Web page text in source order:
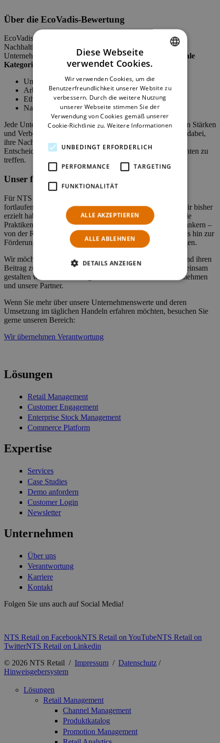
Über die EcoVadis-Bewertung
EcoVadis bietet eines der weltweit anerkanntesten
Nachhaltigkeitsrating-Systeme und bewertet über 125.000
Unternehmen weltweit. Die Bewertung umfasst
vier zentrale
Kategorien
Umwelt
Arbeits- und Menschenrechte
Ethik
Nachhaltige Beschaffung
Jede Unternehmensbewertung liefert detaillierte Einblicke in Stärken
und Verbesserungsbereiche und unterstützt Organisationen dabei,
ihre Nachhaltigkeitsleistung zu vergleichen und fundierte
Entscheidungen bei der Auswahl von Partnern und Lieferanten zu
treffen.
Unser fortwährendes Engagement
Für NTS Retail ist Nachhaltigkeit kein Ziel, sondern eine
fortlaufende Reise. Wir sind stolz auf die Fortschritte, die wir bisher
erzielt haben, und bleiben entschlossen, verantwortungsvolle
Praktiken in allen Bereichen unseres Unternehmens zu verankern –
von der Reduzierung unseres ökologischen Fußabdrucks bis hin zur
Förderung ethischen Handelns und fairer Arbeitsbedingungen.
Wir möchten unseren Teams herzlich für ihr Engagement und ihren
Beitrag zu unseren Nachhaltigkeitsinitiativen danken. Gemeinsam
gestalten wir eine nachhaltigere Zukunft – für unser Unternehmen
und unsere Partner.
Wenn Sie mehr über unsere Unternehmenswerte und deren
Umsetzung im täglichen Handeln erfahren möchten, besuchen Sie
gerne unseren Bereich:
Wir übernehmen Verantwortung
Lösungen
Retail Management
Customer Engagement
Enterprise Stock Management
Commerce Platform
Expertise
Services
Case Studies
Demo anfordern
Customer Login
Newsletter
Unternehmen
Über uns
Verantwortung
Karriere
Kontakt
Folgen Sie uns auch auf Social Media!
NTS Retail on FacebookNTS Retail on YouTubeNTS Retail on
TwitterNTS Retail on Linkedin
© 2026 NTS Retail / Impressum / Datenschutz /
Hinweisgebersystem
Lösungen
Retail Management
Channel Management
Produktkatalog
Promotion Management
ENGLISH
GERMAN
Diese Webseite
verwendet Cookies.
Wir verwenden Cookies, um die
Benutzerfreundlichkeit unserer Website zu
verbessern. Durch die weitere Nutzung
unserer Webseite stimmen Sie der
Verwendung von Cookies gemäß unserer
Cookie-Richtlinie zu. Weitere Informationen
UNBEDINGT ERFORDERLICH
PERFORMANCE TARGETING
FUNKTIONALITÄT
ALLE AKZEPTIEREN
ALLE ABLEHNEN
DETAILS ANZEIGEN